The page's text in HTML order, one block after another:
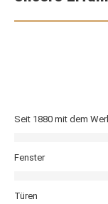
Seit 1880 mit dem
Fenster
Türen